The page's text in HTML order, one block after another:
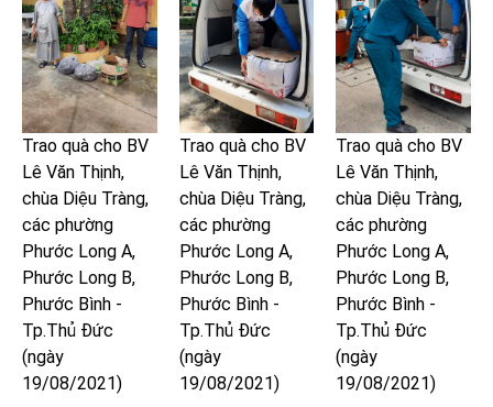
Trao quà cho BV
Lê Văn Thịnh,
chùa Diệu Tràng,
các phường
Phước Long A,
Phước Long B,
Phước Bình -
Tp.Thủ Đức
(ngày
19/08/2021)
Trao quà cho BV
Lê Văn Thịnh,
chùa Diệu Tràng,
các phường
Phước Long A,
Phước Long B,
Phước Bình -
Tp.Thủ Đức
(ngày
19/08/2021)
Trao quà cho BV
Lê Văn Thịnh,
chùa Diệu Tràng,
các phường
Phước Long A,
Phước Long B,
Phước Bình -
Tp.Thủ Đức
(ngày
19/08/2021)